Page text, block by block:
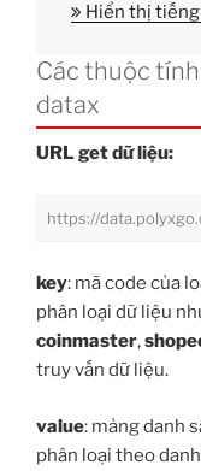
Hiển thị
Các thuộc
datax
URL get dữ liệu:
https://
key: mã code của
phân loại dữ liệu
coinmaster,
truy vấn dữ liệu.
value: mảng danh
phân loại theo